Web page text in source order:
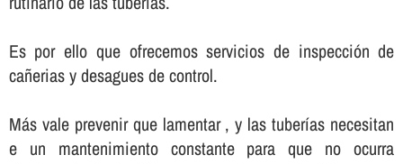
Es por ello que ofrecemos servicios de inspección de
cañerias y desagues de control.
Más vale prevenir que lamentar , y las tuberí­as necesitan
e un mantenimiento constante para que no ocurra